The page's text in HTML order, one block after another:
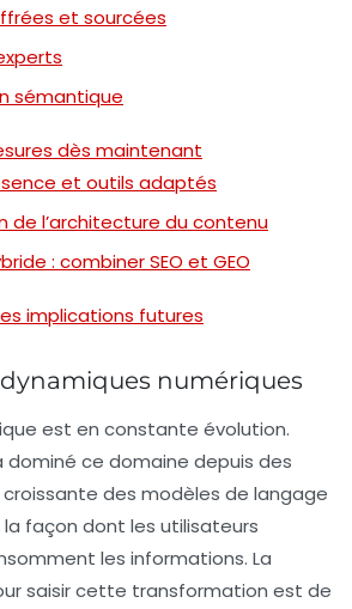
et sourcées
sémantique
dès maintenant
et outils adaptés
de l’architecture du contenu
: combiner SEO et GEO
implications futures
numériques
est en constante évolution.
dominé ce domaine depuis des
croissante des modèles de langage
façon dont les utilisateurs
les informations. La
saisir cette transformation est de